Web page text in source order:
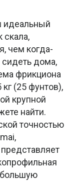
идеальный
скала,
чем когда-
сидеть дома,
фрикциона
(25 фунтов),
крупной
найти.
точностью
большую